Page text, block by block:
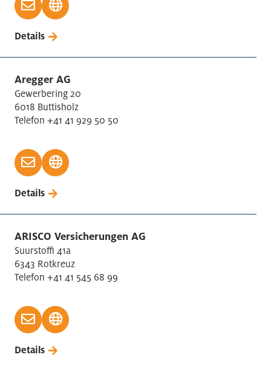
Details
Aregger AG
Gewerbering 20
6018 Buttisholz
Telefon +41 41 929 50 50
Details
ARISCO Versicherungen AG
Suurstoffi 41a
6343 Rotkreuz
Telefon +41 41 545 68 99
Details